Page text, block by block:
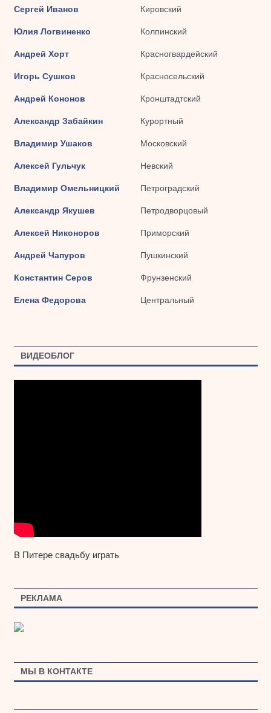
Сергей Иванов Кировский
Юлия Логвиненко Колпинский
Андрей Хорт Красногвардейский
Игорь Сушков Красносельский
Андрей Кононов Кронштадтский
Александр Забайкин Курортный
Владимир Ушаков Московский
Алексей Гульчук Невский
Владимир Омельницкий Петроградский
Александр Якушев Петродворцовый
Алексей Никоноров Приморский
Андрей Чапуров Пушкинский
Константин Серов Фрунзенский
Елена Федорова Центральный
ВИДЕОБЛОГ
В Питере свадьбу играть
РЕКЛАМА
МЫ В КОНТАКТЕ